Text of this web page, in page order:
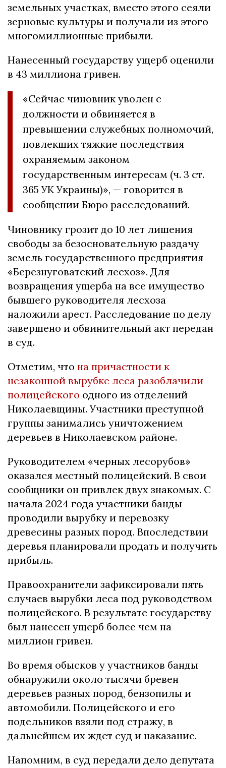
земельных участках, вместо этого сеяли
зерновые культуры и получали из этого
многомиллионные прибыли.
Нанесенный государству ущерб оценили
в 43 миллиона гривен.
«Сейчас чиновник уволен с
должности и обвиняется в
превышении служебных полномочий,
повлекших тяжкие последствия
охраняемым законом
государственным интересам (ч. 3 ст.
365 УК Украины)», — говорится в
сообщении Бюро расследований.
Чиновнику грозит до 10 лет лишения
свободы за безосновательную раздачу
земель государственного предприятия
«Березнуговатский лесхоз». Для
возвращения ущерба на все имущество
бывшего руководителя лесхоза
наложили арест. Расследование по делу
завершено и обвинительный акт передан
в суд.
Отметим, что на причастности к
незаконной вырубке леса разоблачили
полицейского одного из отделений
Николаевщины. Участники преступной
группы занимались уничтожением
деревьев в Николаевском районе.
Руководителем «черных лесорубов»
оказался местный полицейский. В свои
сообщники он привлек двух знакомых. С
начала 2024 года участники банды
проводили вырубку и перевозку
древесины разных пород. Впоследствии
деревья планировали продать и получить
прибыль.
Правоохранители зафиксировали пять
случаев вырубки леса под руководством
полицейского. В результате государству
был нанесен ущерб более чем на
миллион гривен.
Во время обысков у участников банды
обнаружили около тысячи бревен
деревьев разных пород, бензопилы и
автомобили. Полицейского и его
подельников взяли под стражу, в
дальнейшем их ждет суд и наказание.
Напомним, в суд передали дело депутата